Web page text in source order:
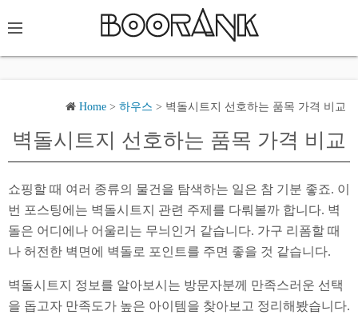
Home > 하우스 > 벽돌시트지 선호하는 품목 가격 비교
벽돌시트지 선호하는 품목 가격 비교
쇼핑할 때 여러 종류의 물건을 탐색하는 일은 참 기분 좋죠. 이
번 포스팅에는 벽돌시트지 관련 주제를 다뤄볼까 합니다. 벽
돌은 어디에나 어울리는 무늬인거 같습니다. 가구 리폼할 때
나 허전한 벽면에 벽돌로 포인트를 주면 좋을 것 같습니다.
벽돌시트지 정보를 알아보시는 방문자분께 만족스러운 선택
을 돕고자 만족도가 높은 아이템을 찾아보고 정리해봤습니다.